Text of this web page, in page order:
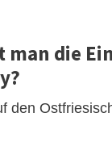
man die
den